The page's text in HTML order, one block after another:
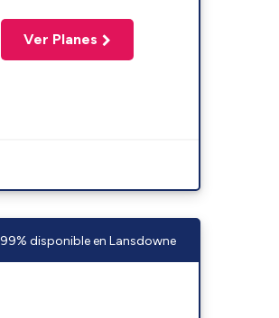
Ver Planes
99% disponible en Lansdowne